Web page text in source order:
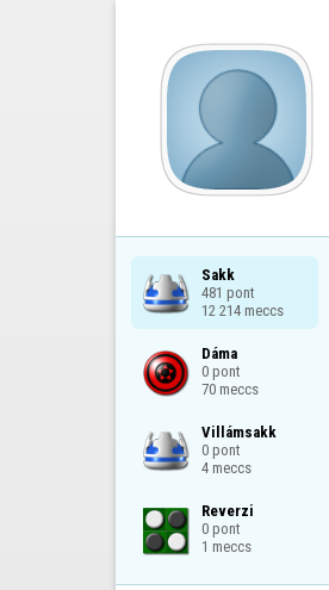
Sakk
481 pont
12 214 meccs
Dáma
0 pont
70 meccs
Villámsakk
0 pont
4 meccs
Reverzi
0 pont
1 meccs